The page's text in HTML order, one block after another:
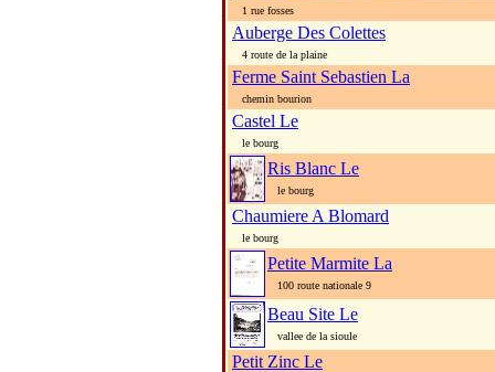
1 rue fosses
Auberge Des Colettes
4 route de la plaine
Ferme Saint Sebastien La
chemin bourion
Castel Le
le bourg
Ris Blanc Le
le bourg
Chaumiere A Blomard
le bourg
Petite Marmite La
100 route nationale 9
Beau Site Le
vallee de la sioule
Petit Zinc Le